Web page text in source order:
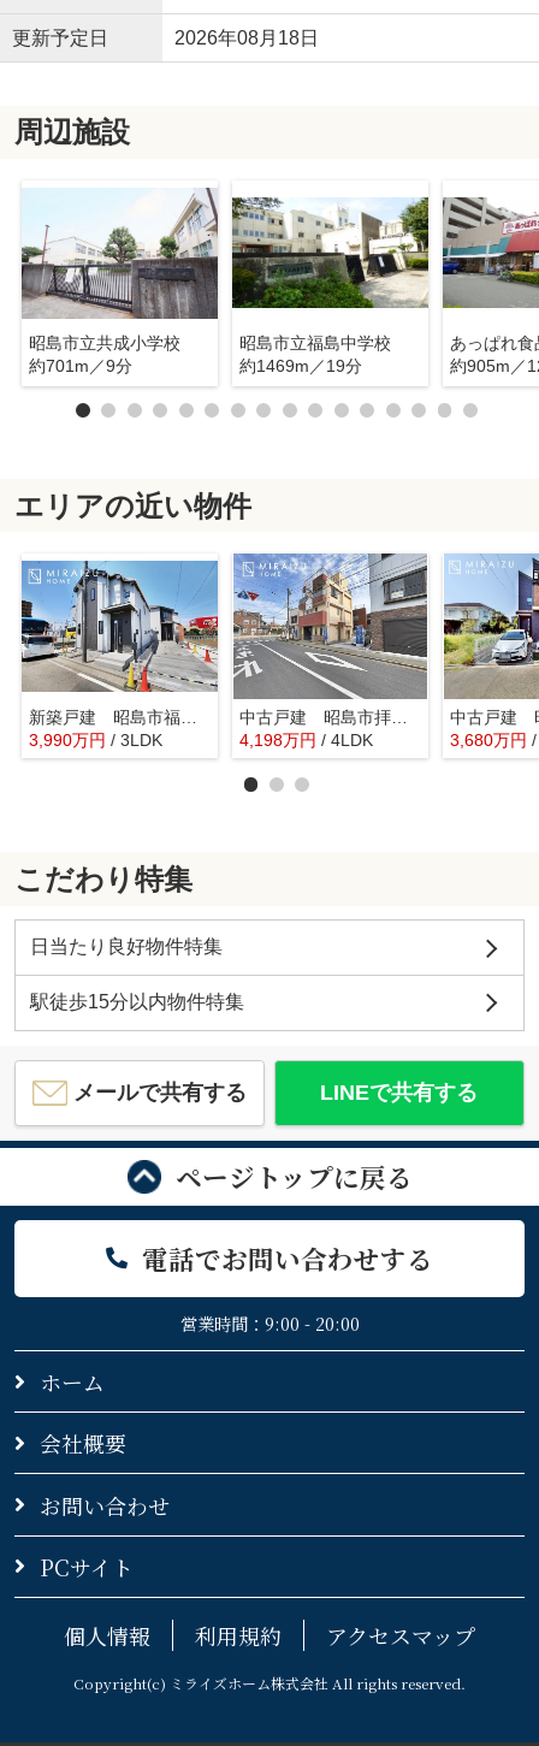
更新予定日 2026年08月18日
周辺施設
昭島市立共成小学校
約701m／9分
昭島市立福島中学校
約1469m／19分
約905m／
エリアの近い物件
新築戸建 昭島市福島町 5期
3,990万円 / 3LDK
中古戸建 昭島市拝島町 全1棟
4,198万円 / 4LDK 3,680万円
こだわり特集
日当たり良好物件特集
駅徒歩15分以内物件特集
メールで共有する LINEで共有する
ページトップに戻る
電話でお問い合わせする
営業時間：9:00 - 20:00
ホーム
会社概要
お問い合わせ
PCサイト
個人情報 利用規約 アクセスマップ
Copyright(c) ミライズホーム株式会社 All rights reserved.